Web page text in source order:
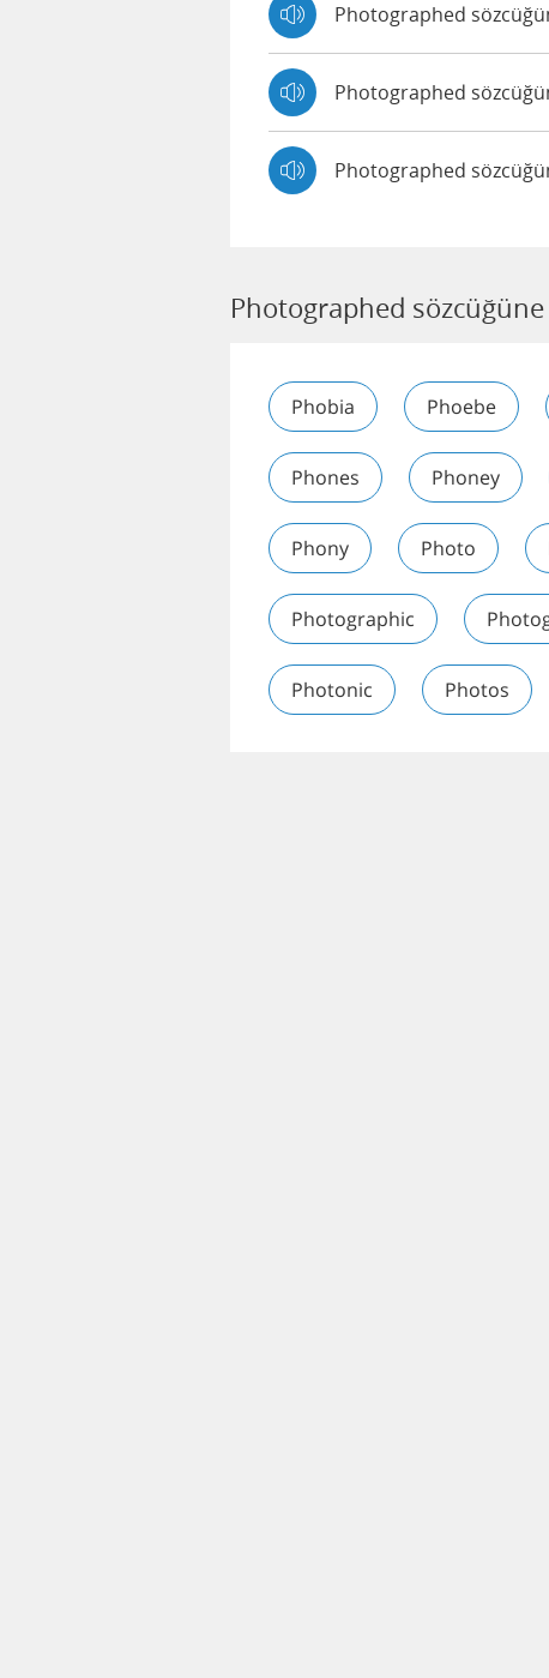
Photographed
Photographed
Photographed
Photographed
Phobia Phoebe
Phones Phoney
Phony Photo
Photographic
Photonic Photos